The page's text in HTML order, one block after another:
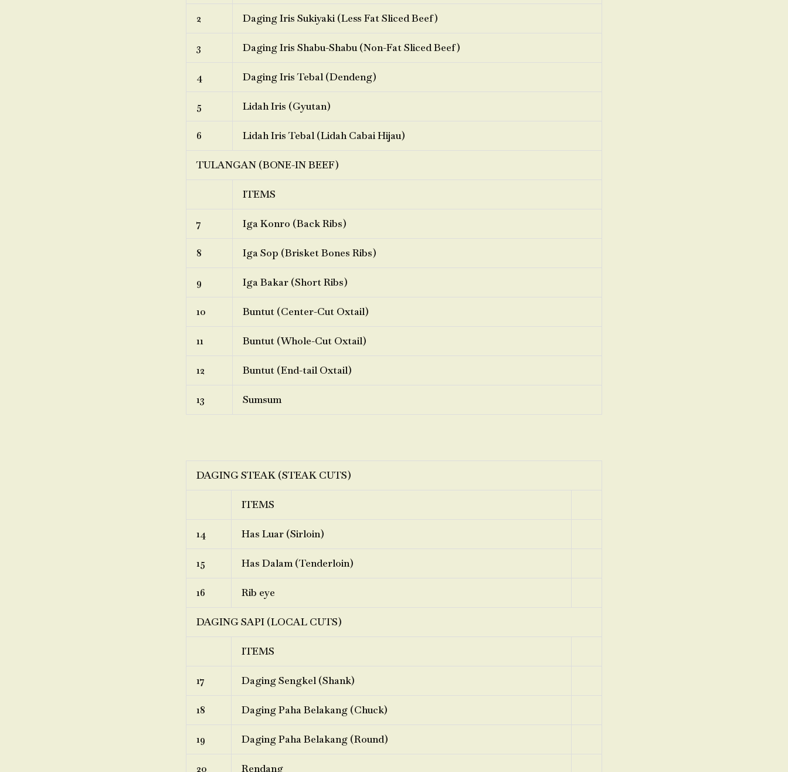
2 Daging Iris Sukiyaki (Less Fat Sliced Beef)
3 Daging Iris Shabu-Shabu (Non-Fat Sliced Beef)
4 Daging Iris Tebal (Dendeng)
5 Lidah Iris (Gyutan)
6 Lidah Iris Tebal (Lidah Cabai Hijau)
TULANGAN (BONE-IN BEEF)
ITEMS
7 Iga Konro (Back Ribs)
8 Iga Sop (Brisket Bones Ribs)
9 Iga Bakar (Short Ribs)
10 Buntut (Center-Cut Oxtail)
11 Buntut (Whole-Cut Oxtail)
12 Buntut (End-tail Oxtail)
13 Sumsum
DAGING STEAK (STEAK CUTS)
ITEMS
14 Has Luar (Sirloin)
15 Has Dalam (Tenderloin)
16 Rib eye
DAGING SAPI (LOCAL CUTS)
ITEMS
17 Daging Sengkel (Shank)
18 Daging Paha Belakang (Chuck)
19 Daging Paha Belakang (Round)
20 Rendang